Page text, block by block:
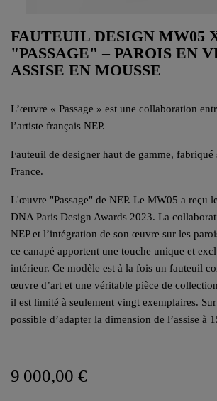
FAUTEUIL DESIGN MW05
"PASSAGE" – PAROIS EN
ASSISE EN MOUSSE
L’œuvre « Passage » est une collaboration
l’artiste français NEP.
Fauteuil de designer haut de gamme, fabriqué
France.
L'œuvre "Passage" de NEP. Le MW05 a reçu
DNA Paris Design Awards 2023. La
NEP et l’intégration de son œuvre sur les
ce canapé apportent une touche unique et
intérieur. Ce modèle est à la fois un fauteuil
œuvre d’art et une véritable pièce de
il est limité à seulement vingt exemplaires.
possible d’adapter la dimension de l’assise à
9 000,00 €